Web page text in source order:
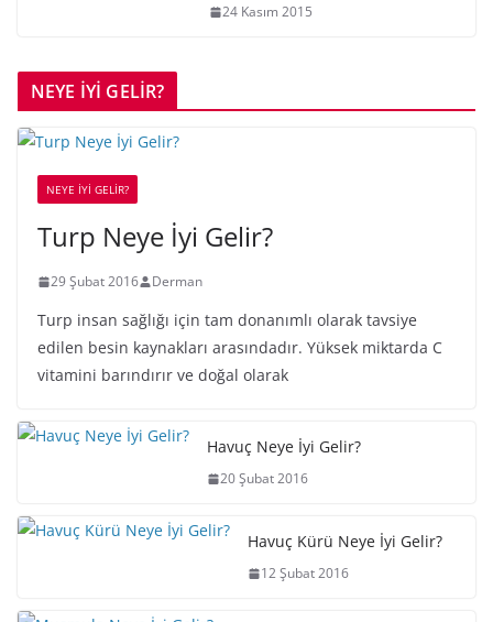
24 Kasım 2015
NEYE İYİ GELİR?
NEYE İYİ GELİR?
Turp Neye İyi Gelir?
29 Şubat 2016 Derman
Turp insan sağlığı için tam donanımlı olarak tavsiye
edilen besin kaynakları arasındadır. Yüksek miktarda C
vitamini barındırır ve doğal olarak
Havuç Neye İyi Gelir?
20 Şubat 2016
Havuç Kürü Neye İyi Gelir?
12 Şubat 2016